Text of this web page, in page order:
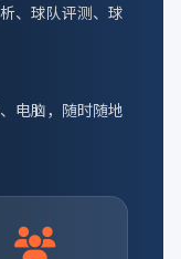
、球队评测、球
电脑，随时随地